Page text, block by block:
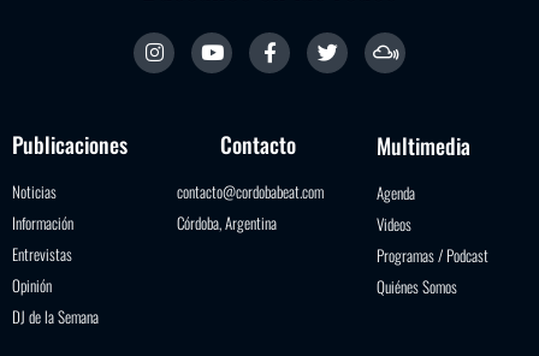
Publicaciones
Noticias
Información
Entrevistas
Opinión
DJ de la Semana
Contacto
contacto@cordobabeat.com
Córdoba, Argentina
Multimedia
Agenda
Videos
Programas / Podcast
Quiénes Somos